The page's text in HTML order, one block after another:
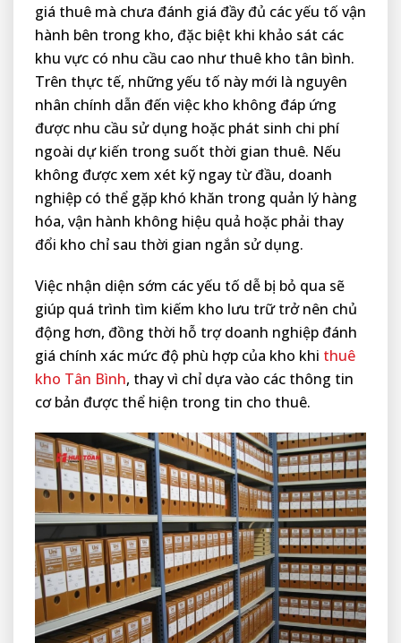
giá thuê mà chưa đánh giá đầy đủ các yếu tố vận
hành bên trong kho, đặc biệt khi khảo sát các
khu vực có nhu cầu cao như thuê kho tân bình.
Trên thực tế, những yếu tố này mới là nguyên
nhân chính dẫn đến việc kho không đáp ứng
được nhu cầu sử dụng hoặc phát sinh chi phí
ngoài dự kiến trong suốt thời gian thuê. Nếu
không được xem xét kỹ ngay từ đầu, doanh
nghiệp có thể gặp khó khăn trong quản lý hàng
hóa, vận hành không hiệu quả hoặc phải thay
đổi kho chỉ sau thời gian ngắn sử dụng.
Việc nhận diện sớm các yếu tố dễ bị bỏ qua sẽ
giúp quá trình tìm kiếm kho lưu trữ trở nên chủ
động hơn, đồng thời hỗ trợ doanh nghiệp đánh
giá chính xác mức độ phù hợp của kho khi thuê
kho Tân Bình, thay vì chỉ dựa vào các thông tin
cơ bản được thể hiện trong tin cho thuê.